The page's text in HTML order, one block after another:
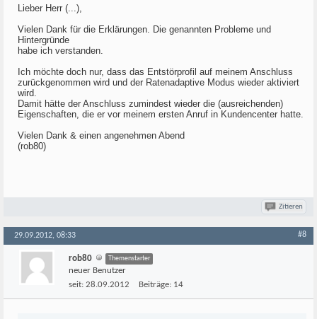
Lieber Herr (...),
Vielen Dank für die Erklärungen. Die genannten Probleme und
Hintergründe
habe ich verstanden.
Ich möchte doch nur, dass das Entstörprofil auf meinem Anschluss
zurückgenommen wird und der Ratenadaptive Modus wieder aktiviert
wird.
Damit hätte der Anschluss zumindest wieder die (ausreichenden)
Eigenschaften, die er vor meinem ersten Anruf in Kundencenter hatte.
Vielen Dank & einen angenehmen Abend
(rob80)
Zitieren
29.09.2012, 08:33 #8
rob80 Themenstarter
neuer Benutzer
seit: 28.09.2012 Beiträge: 14